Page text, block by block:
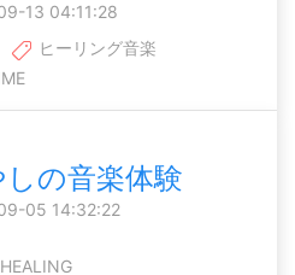
13 04:11:28
ヒーリング音楽
の音楽体験
05 14:32:22